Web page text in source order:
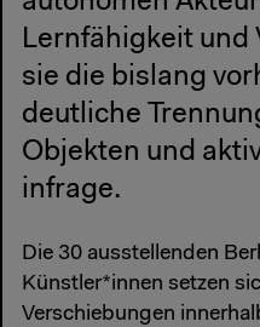
Lernfähigkeit und
sie die bislang
deutliche
Objekten und
infrage.
Die 30 ausstellenden
Künstler*innen setzen
Verschiebungen